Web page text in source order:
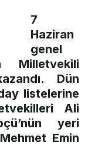
7
Haziran
genel
Milletvekili
Dün
listelerine
Ali
yeri
Emin